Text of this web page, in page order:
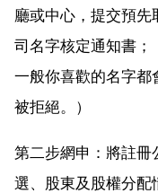
廳或中心，提交預
司名字核定通知書；
一般你喜歡的名字都
被拒絕。）
第二步網申：將註冊
選、股東及股權分配